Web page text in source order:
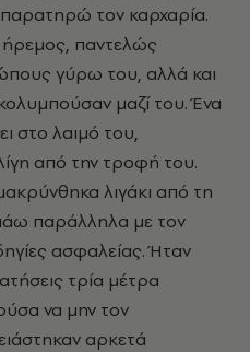
τον καρχαρία.
παντελώς
γύρω του, αλλά και
μαζί του. Ένα
στο λαιμό του,
από την τροφή του.
λιγάκι από τη
παράλληλα με τον
ασφαλείας. Ήταν
τρία μέτρα
να μην τον
αρκετά